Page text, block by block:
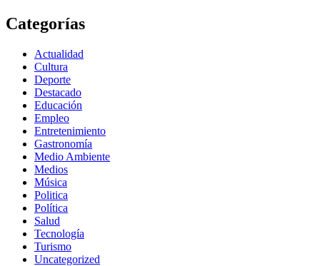
Categorías
Actualidad
Cultura
Deporte
Destacado
Educación
Empleo
Entretenimiento
Gastronomía
Medio Ambiente
Medios
Música
Politica
Política
Salud
Tecnología
Turismo
Uncategorized